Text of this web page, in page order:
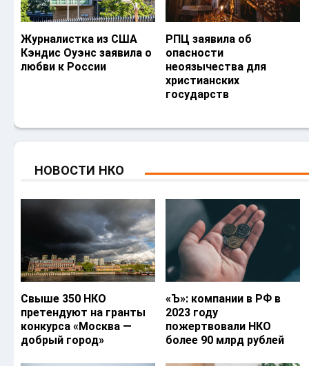
Журналистка из США
Кэндис Оуэнс заявила о
любви к России
РПЦ заявила об
опасности
неоязычества для
христианских
государств
НОВОСТИ НКО
Свыше 350 НКО
претендуют на гранты
конкурса «Москва —
добрый город»
«Ъ‎»: компании в РФ в
2023 году
пожертвовали НКО
более 90 млрд рублей